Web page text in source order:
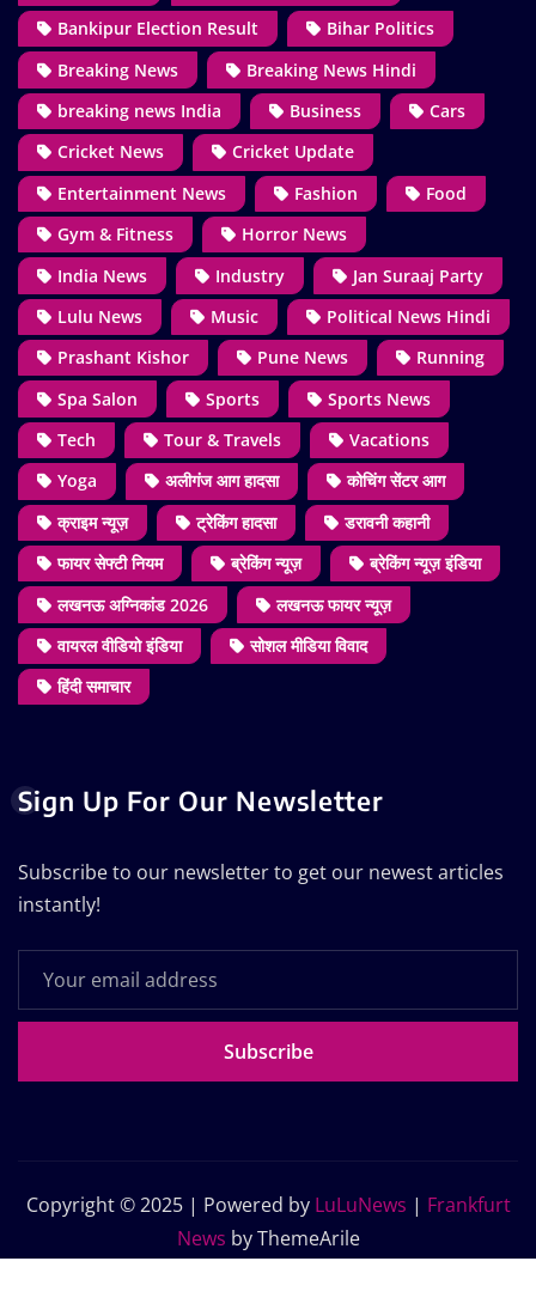
Bankipur Election Result
Bihar Politics
Breaking News
Breaking News Hindi
breaking news India
Business
Cars
Cricket News
Cricket Update
Entertainment News
Fashion
Food
Gym & Fitness
Horror News
India News
Industry
Jan Suraaj Party
Lulu News
Music
Political News Hindi
Prashant Kishor
Pune News
Running
Spa Salon
Sports
Sports News
Tech
Tour & Travels
Vacations
Yoga
अलीगंज आग हादसा
कोचिंग सेंटर आग
क्राइम न्यूज़
ट्रेकिंग हादसा
डरावनी कहानी
फायर सेफ्टी नियम
ब्रेकिंग न्यूज़
ब्रेकिंग न्यूज़ इंडिया
लखनऊ अग्निकांड 2026
लखनऊ फायर न्यूज़
वायरल वीडियो इंडिया
सोशल मीडिया विवाद
हिंदी समाचार
Sign Up For Our Newsletter
Subscribe to our newsletter to get our newest articles
instantly!
Subscribe
Copyright © 2025 | Powered by LuLuNews | Frankfurt
News by ThemeArile